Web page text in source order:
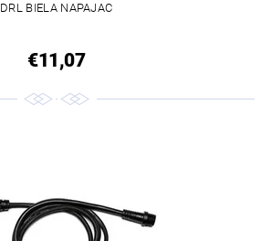
DRL BIELA NAPAJAC
€11,07